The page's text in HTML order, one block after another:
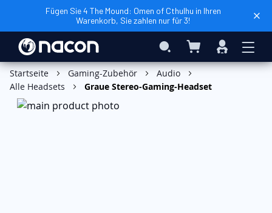
Fügen Sie 4 The Mound: Omen of Cthulhu in Ihren
Warenkorb, Sie zahlen nur für 3!
Search Mein Warenkorb
Anmelden
In den Warenkorb
Startseite Gaming-Zubehör
Audio
Alle Headsets
Graue Stereo-Gaming-Headset
Zum